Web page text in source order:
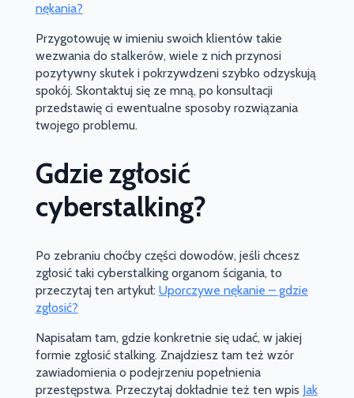
nękania?
Przygotowuję w imieniu swoich klientów takie
wezwania do stalkerów, wiele z nich przynosi
pozytywny skutek i pokrzywdzeni szybko odzyskują
spokój. Skontaktuj się ze mną, po konsultacji
przedstawię ci ewentualne sposoby rozwiązania
twojego problemu.
Gdzie zgłosić
cyberstalking?
Po zebraniu choćby części dowodów, jeśli chcesz
zgłosić taki cyberstalking organom ścigania, to
przeczytaj ten artykuł: Uporczywe nękanie – gdzie
zgłosić?
Napisałam tam, gdzie konkretnie się udać, w jakiej
formie zgłosić stalking. Znajdziesz tam też wzór
zawiadomienia o podejrzeniu popełnienia
przestępstwa. Przeczytaj dokładnie też ten wpis Jak